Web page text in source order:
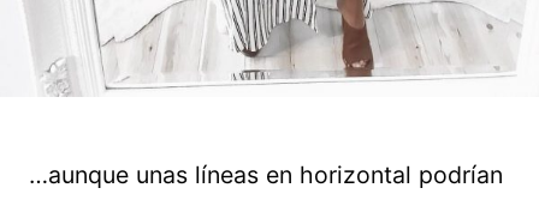
…aunque unas líneas en horizontal podrían